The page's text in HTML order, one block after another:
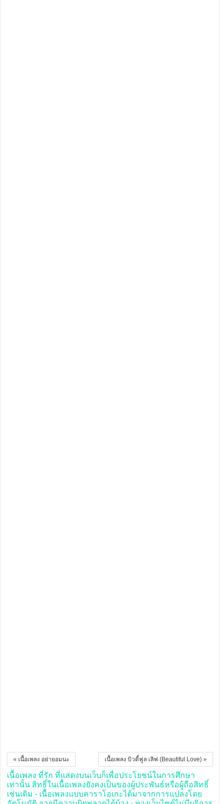
เนื้อเพลง บิวตี้ฟูล เลิฟ (Beautiful Love) »
« เนื้อเพลง อย่ายอมนะ
เนื้อเพลง ที่รัก ที่แสดงบนเว็บก็เพื่อประโยชน์ในการศึกษา
เท่านั้น สิทธิ์ในเนื้อเพลงยังคงเป็นของผู้ประพันธ์หรือผู้ถือสิทธิ์
เช่นเดิม - เนื้อเพลงแบบคาราโอเกะได้มาจากการแปลงโดย